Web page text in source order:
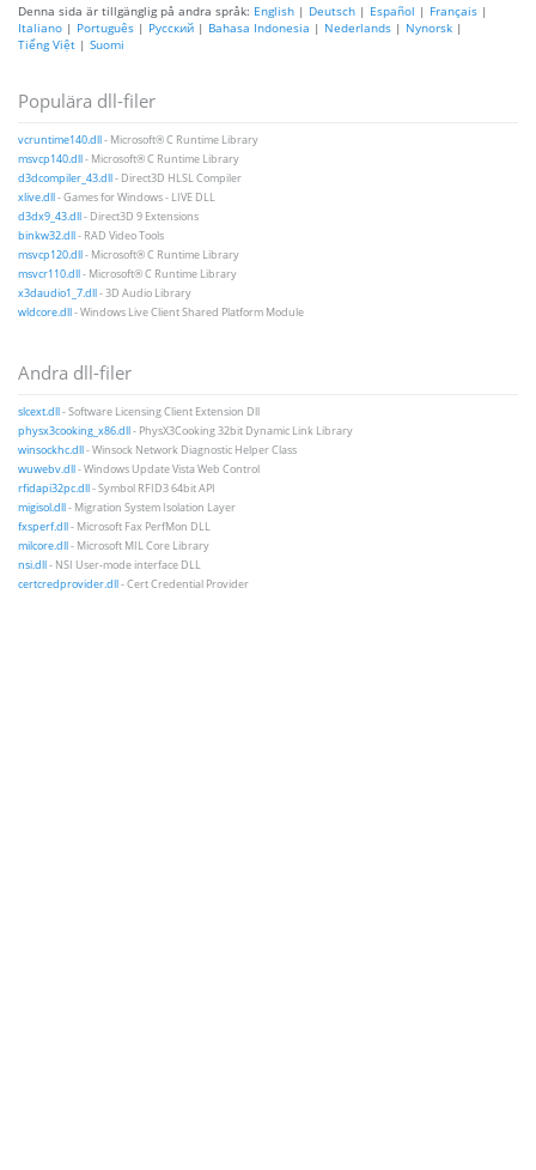
Denna sida är tillgänglig på andra språk: English | Deutsch | Español | Français |
Italiano | Português | Русский | Bahasa Indonesia | Nederlands | Nynorsk |
Tiếng Việt | Suomi
Populära dll-filer
vcruntime140.dll- Microsoft® C Runtime Library
msvcp140.dll- Microsoft® C Runtime Library
d3dcompiler_43.dll- Direct3D HLSL Compiler
xlive.dll- Games for Windows - LIVE DLL
d3dx9_43.dll- Direct3D 9 Extensions
binkw32.dll- RAD Video Tools
msvcp120.dll- Microsoft® C Runtime Library
msvcr110.dll- Microsoft® C Runtime Library
x3daudio1_7.dll- 3D Audio Library
wldcore.dll- Windows Live Client Shared Platform Module
Andra dll-filer
slcext.dll- Software Licensing Client Extension Dll
physx3cooking_x86.dll- PhysX3Cooking 32bit Dynamic Link Library
winsockhc.dll- Winsock Network Diagnostic Helper Class
wuwebv.dll- Windows Update Vista Web Control
rfidapi32pc.dll- Symbol RFID3 64bit API
migisol.dll- Migration System Isolation Layer
fxsperf.dll- Microsoft Fax PerfMon DLL
milcore.dll- Microsoft MIL Core Library
nsi.dll- NSI User-mode interface DLL
certcredprovider.dll- Cert Credential Provider